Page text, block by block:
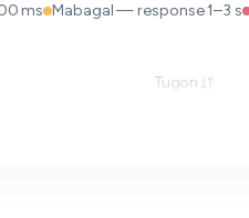
ms Mabagal — response 1–3 s
Tugon